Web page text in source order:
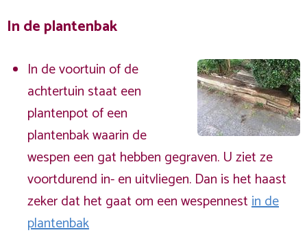
In de plantenbak
In de voortuin of de
achtertuin staat een
plantenpot of een
plantenbak waarin de
wespen een gat hebben gegraven. U ziet ze
voortdurend in- en uitvliegen. Dan is het haast
zeker dat het gaat om een wespennestin de
plantenbak